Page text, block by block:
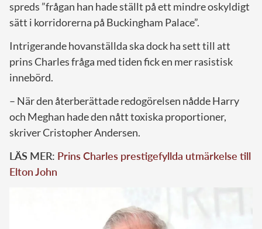
spreds ”frågan han hade ställt på ett mindre oskyldigt
sätt i korridorerna på Buckingham Palace”.
Intrigerande hovanställda ska dock ha sett till att
prins Charles fråga med tiden fick en mer rasistisk
innebörd.
– När den återberättade redogörelsen nådde Harry
och Meghan hade den nått toxiska proportioner,
skriver Cristopher Andersen.
LÄS MER: Prins Charles prestigefyllda utmärkelse till
Elton John